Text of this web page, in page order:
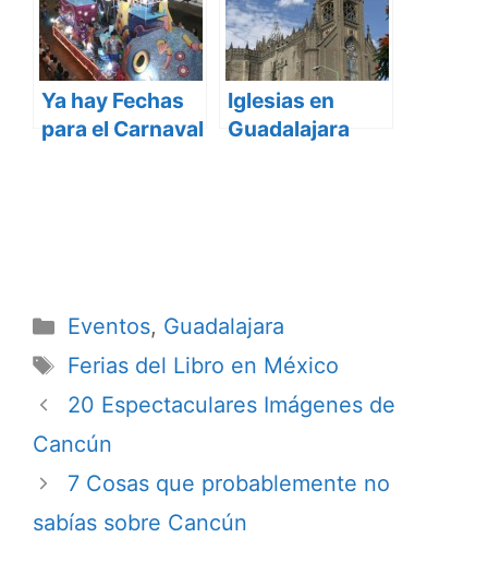
Ya hay Fechas
para el Carnaval
Iglesias en
Guadalajara
Categorías
Eventos, Guadalajara
Etiquetas
Ferias del Libro en México
20 Espectaculares Imágenes de
Cancún
7 Cosas que probablemente no
sabías sobre Cancún